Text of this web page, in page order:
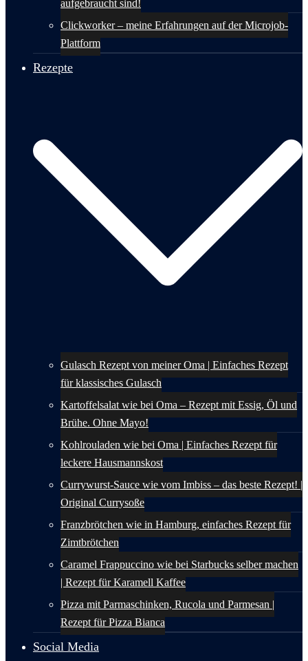
aufgebraucht sind!
Clickworker – meine Erfahrungen auf der Microjob-
Plattform
Rezepte
Gulasch Rezept von meiner Oma | Einfaches Rezept
für klassisches Gulasch
Kartoffelsalat wie bei Oma – Rezept mit Essig, Öl und
Brühe. Ohne Mayo!
Kohlrouladen wie bei Oma | Einfaches Rezept für
leckere Hausmannskost
Currywurst-Sauce wie vom Imbiss – das beste Rezept! |
Original Currysoße
Franzbrötchen wie in Hamburg, einfaches Rezept für
Zimtbrötchen
Caramel Frappuccino wie bei Starbucks selber machen
| Rezept für Karamell Kaffee
Pizza mit Parmaschinken, Rucola und Parmesan |
Rezept für Pizza Bianca
Social Media